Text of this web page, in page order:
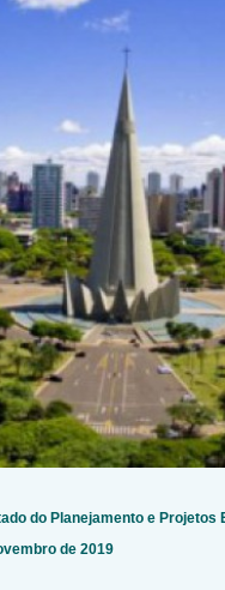
do Planejamento e
de 2019